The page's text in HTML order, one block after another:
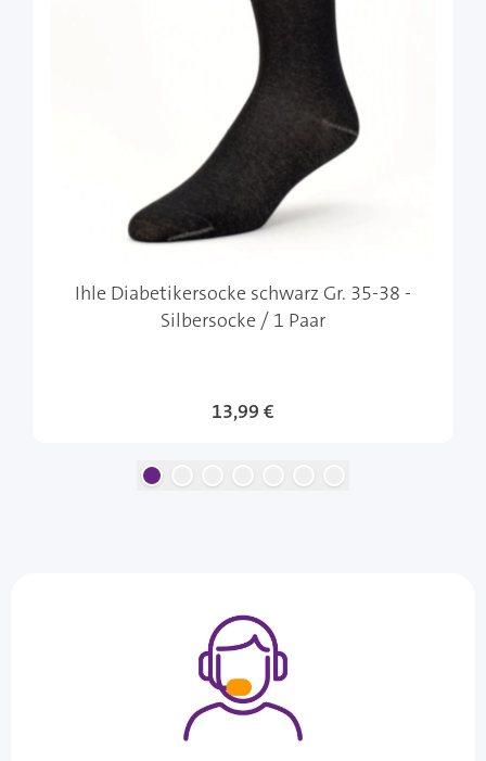
Ihle Diabetikersocke schwarz Gr. 35-38 -
Silbersocke / 1 Paar
13,99 €